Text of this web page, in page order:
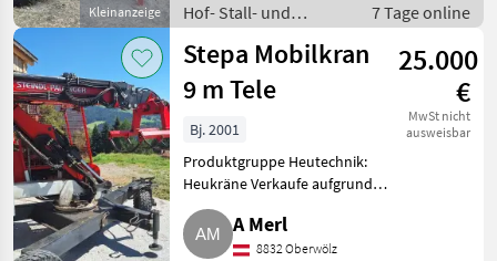
Kleinanzeige
Hof- Stall- und
Weidetechnik /
Heutechnik
7 Tage online
Stepa Mobilkran
9 m Tele
25.000
€
MwSt nicht
ausweisbar
Bj. 2001
Produktgruppe Heutechnik:
Heukräne Verkaufe aufgrund
des Einbaues eines
Hallenhängekranes diesen
Mobilkran. Er hat volle Kraft,
A Merl
8832 Oberwölz